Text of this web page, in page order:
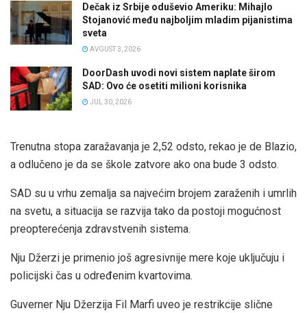
Dečak iz Srbije oduševio Ameriku: Mihajlo
Stojanović među najboljim mladim pijanistima
sveta
AVGUST 3, 2026
DoorDash uvodi novi sistem naplate širom
SAD: Ovo će osetiti milioni korisnika
JUL 30, 2026
Trenutna stopa zaražavanja je 2,52 odsto, rekao je de Blazio,
a odlučeno je da se škole zatvore ako ona bude 3 odsto.
SAD su u vrhu zemalja sa najvećim brojem zaraženih i umrlih
na svetu, a situacija se razvija tako da postoji mogućnost
preopterećenja zdravstvenih sistema.
Nju Džerzi je primenio još agresivnije mere koje uključuju i
policijski čas u određenim kvartovima.
Guverner Nju Džerzija Fil Marfi uveo je restrikcije slične